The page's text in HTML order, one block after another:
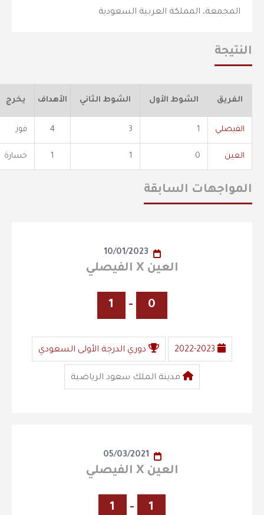
المجمعة، المملكة العربية السعودية
النتيجة
الفريق الشوط الأول الشوط الثاني الأهداف يخرج
الفيصلي 1
3
4 فوز
العين 0
1
1 خسارة
المواجهات السابقة
10/01/2023
العين X الفيصلي
0
-
1
2022-2023 دوري الدرجة الأولى السعودي
مدينة الملك سعود الرياضية
05/03/2021
العين X الفيصلي
1
-
1